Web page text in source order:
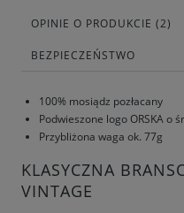
OPINIE O PRODUKCIE (2)
BEZPIECZEŃSTWO
100% mosiądz pozłacany
Podwieszone logo ORSKA o
Przybliżona waga ok. 77g
KLASYCZNA
VINTAGE